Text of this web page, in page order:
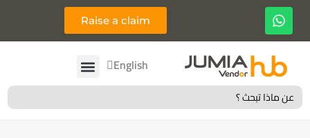
Raise a claim
English
Français
Search
for: